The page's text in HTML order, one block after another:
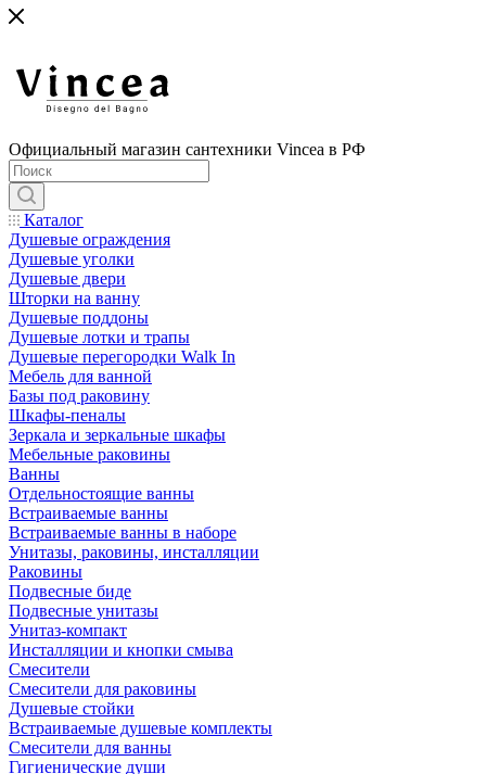
Официальный магазин сантехники Vincea в РФ
Каталог
Душевые ограждения
Душевые уголки
Душевые двери
Шторки на ванну
Душевые поддоны
Душевые лотки и трапы
Душевые перегородки Walk In
Мебель для ванной
Базы под раковину
Шкафы-пеналы
Зеркала и зеркальные шкафы
Мебельные раковины
Ванны
Отдельностоящие ванны
Встраиваемые ванны
Встраиваемые ванны в наборе
Унитазы, раковины, инсталляции
Раковины
Подвесные биде
Подвесные унитазы
Унитаз-компакт
Инсталляции и кнопки смыва
Смесители
Смесители для раковины
Душевые стойки
Встраиваемые душевые комплекты
Смесители для ванны
Гигиенические души